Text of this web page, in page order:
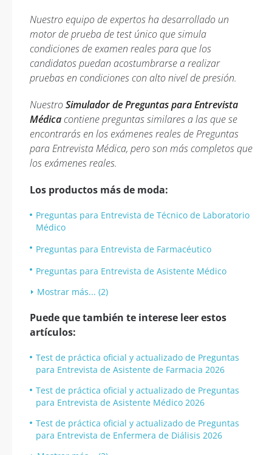
Nuestro equipo de expertos ha desarrollado un
motor de prueba de test único que simula
condiciones de examen reales para que los
candidatos puedan acostumbrarse a realizar
pruebas en condiciones con alto nivel de presión.
NuestroSimulador de Preguntas para Entrevista
Médicacontiene preguntas similares a las que se
encontrarás en los exámenes reales de Preguntas
para Entrevista Médica, pero son más completos que
los exámenes reales.
Los productos más de moda:
Preguntas para Entrevista de Técnico de Laboratorio
Médico
Preguntas para Entrevista de Farmacéutico
Preguntas para Entrevista de Asistente Médico
Mostrar más... (2)
Puede que también te interese leer estos
artículos:
Test de práctica oficial y actualizado de Preguntas
para Entrevista de Asistente de Farmacia 2026
Test de práctica oficial y actualizado de Preguntas
para Entrevista de Asistente Médico 2026
Test de práctica oficial y actualizado de Preguntas
para Entrevista de Enfermera de Diálisis 2026